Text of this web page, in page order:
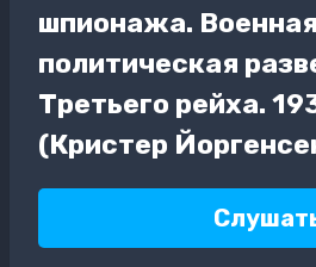
шпионажа.
политическая
Третьего рейха.
(Кристер